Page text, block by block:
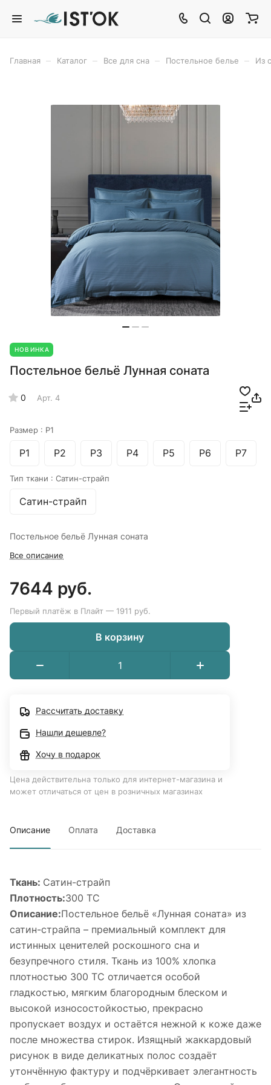
Главная Каталог Все для сна Постельное белье Из
НОВИНКА
Постельное бельё Лунная соната
0 Арт. 4
Размер : Р1
Р1 Р2 Р3 Р4 Р5 Р6 Р7
Тип ткани : Сатин-страйп
Сатин-страйп
Постельное бельё Лунная соната
Все описание
7644 руб.
Первый платёж в Плайт — 1911 руб.
В корзину
Рассчитать доставку
Нашли дешевле?
Хочу в подарок
Цена действительна только для интернет-магазина и
может отличаться от цен в розничных магазинах
Описание Оплата Доставка
Ткань: Сатин-страйп
Плотность:300 ТС
Описание:Постельное бельё «Лунная соната» из
сатин-страйпа – премиальный комплект для
истинных ценителей роскошного сна и
безупречного стиля. Ткань из 100% хлопка
плотностью 300 TC отличается особой
гладкостью, мягким благородным блеском и
высокой износостойкостью, прекрасно
пропускает воздух и остаётся нежной к коже даже
после множества стирок. Изящный жаккардовый
рисунок в виде деликатных полос создаёт
утончённую фактуру и подчёркивает элегантность